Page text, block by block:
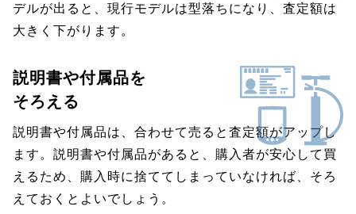
デルが出ると、現行モデルは型落ちになり、査定額は
大きく下がります。
説明書や付属品を
そろえる
説明書や付属品は、合わせて売ると査定額がアップし
ます。説明書や付属品があると、購入者が安心して買
えるため、購入時に捨ててしまっていなければ、そろ
えておくとよいでしょう。